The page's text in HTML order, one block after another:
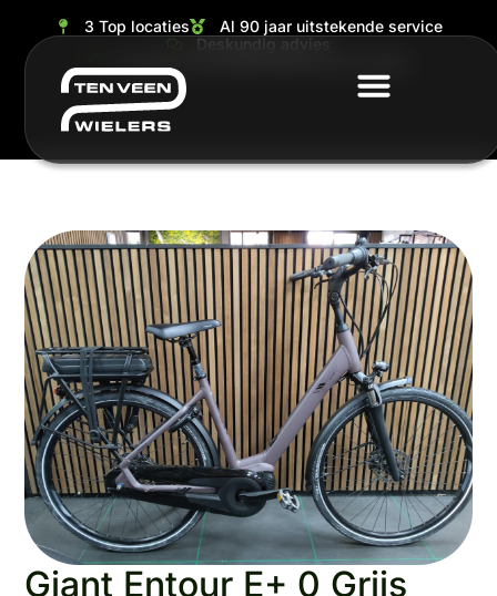
3 Top locaties
Al 90 jaar uitstekende service
Deskundig advies
Giant Entour E+ 0 Grijs